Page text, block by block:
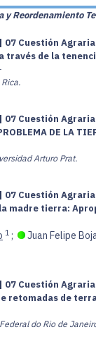
y Reordenamiento
07 Cuestión
través de la
07 Cuestión
PROBLEMA DE
Arturo Prat.
07 Cuestión
madre tierra:
1 ; Juan Felipe
07 Cuestión
retomadas de
do Rio de